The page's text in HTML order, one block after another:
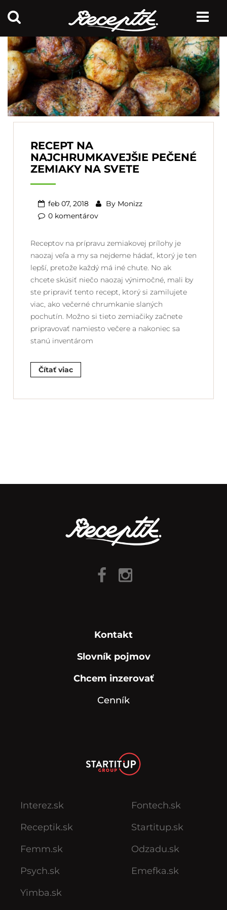
RECEPT NA
NAJCHRUMKAVEJŠIE PEČENÉ
ZEMIAKY NA SVETE
feb 07, 2018 By Monizz
0 komentárov
Receptov na prípravu zemiakovej prílohy je
naozaj veľa a my sa nejdeme hádať, ktorý je ten
lepší, pretože každý má iné chute. No ak
chcete skúsiť niečo naozaj výnimočné, mali by
ste pripraviť tento recept, ktorý si zamilujete
viac, ako večerné chrumkanie slaných
pochutín. Možno si tieto zemiačiky začnete
pripravovať namiesto večere a nakoniec sa
stanú inventárom
Čítať viac
Kontakt
Slovník pojmov
Chcem inzerovať
Cenník
Interez.sk
Receptik.sk
Femm.sk
Psych.sk
Yimba.sk
Fontech.sk
Startitup.sk
Odzadu.sk
Emefka.sk